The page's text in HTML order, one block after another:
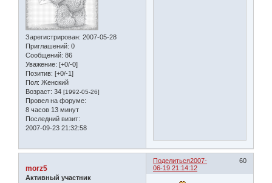
Зарегистрирован: 2007-05-28
Приглашений: 0
Сообщений: 86
Уважение: [+0/-0]
Позитив: [+0/-1]
Пол: Женский
Возраст: 34 [1992-05-26]
Провел на форуме:
8 часов 13 минут
Последний визит:
2007-09-23 21:32:58
Поделиться 60
2007-
06-19 21:14:12
morz5
Активный участник